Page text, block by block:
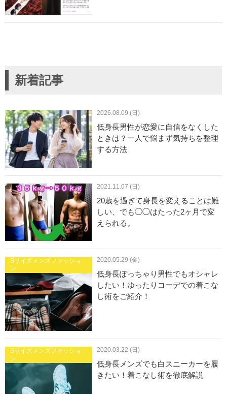
新着記事
2026.08.09 (日)
低身長男性が恋愛に自信をなくした
ときは？一人で悩まず気持ちを整理
する方法
2021.11.07 (日)
20歳を過ぎて身長を変えることは難
しい、でも◯◯はたった2ヶ月で変
えられる。
Sサイズメンズファッショ
ン
2020.05.29 (金)
低身長ぽっちゃり男性でもオシャレ
したい！ゆったりコーデでの着こな
し術をご紹介！
Sサイズメンズファッショ
ン
2020.03.22 (日)
低身長メンズでも白スニーカーを履
きたい！着こなし術を徹底解説